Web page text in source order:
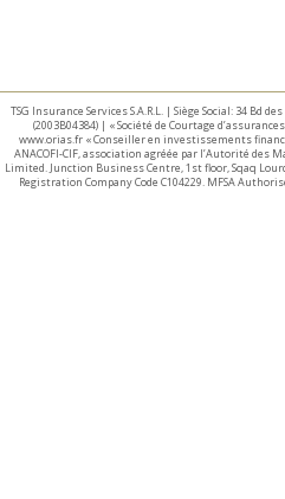
TSG Insurance Services S.A.R.L. | Siège Social: 34 Bd
(2003B04384) | « Société de Courtage
www.orias.fr « Conseiller en investissements
ANACOFI-CIF, association agréée par l’Autorité des
Limited. Junction Business Centre, 1st floor, Sqaq
Registration Company Code C104229. MFSA